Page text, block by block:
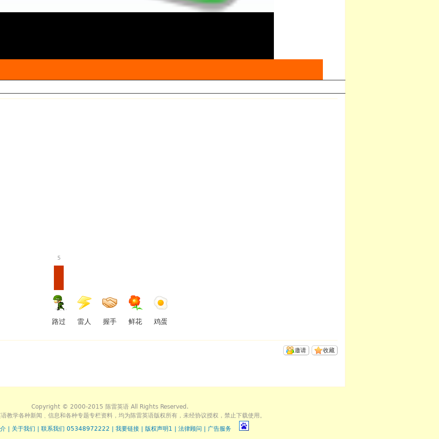
5
路过 雷人 握手 鲜花 鸡蛋
收藏
邀请
Copyright © 2000-2015 陈雷英语 All Rights Reserved.
教学各种新闻﹑信息和各种专题专栏资料，均为陈雷英语版权所有，未经协议授权，禁止下载使用。
关于我们 联系我们 05348972222 我要链接 版权声明1 法律顾问 广告服务